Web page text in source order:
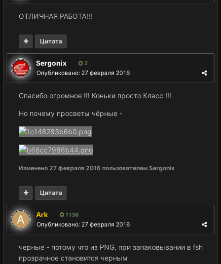
ОТЛИЧНАЯ РАБОТА!!!
Цитата
Sergonix 2
Опубликовано: 27 февраля 2016
Спасибо огромное !!! Коньки просто Класс !!!
Но почему просветы чёрные -
Изменено 27 февраля 2016 пользователем Sergonix
Цитата
Ark 1 136
Опубликовано: 27 февраля 2016
черные - потому что из PNG, при запаковывании в fsh
прозрачное становится черным